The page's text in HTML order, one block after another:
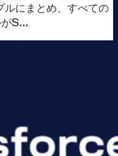
ルにまとめ、すべての
がS…